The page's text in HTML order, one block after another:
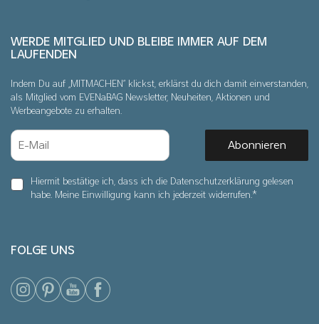
WERDE MITGLIED UND BLEIBE IMMER AUF DEM
LAUFENDEN
Indem Du auf „MITMACHEN“ klickst, erklärst du dich damit einverstanden,
als Mitglied vom EVENaBAG Newsletter, Neuheiten, Aktionen und
Werbeangebote zu erhalten.
Abonnieren
Hiermit bestätige ich, dass ich die Daten­schutz­erklärung gelesen
habe. Meine Einwilligung kann ich jederzeit widerrufen.*
FOLGE UNS